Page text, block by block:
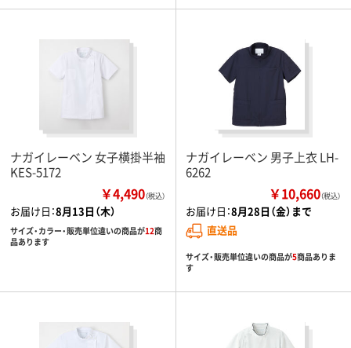
ナガイレーベン 女子横掛半袖
KES-5172
￥4,490（税込）
お届け日：8月13日（木）
サイズ・カラー・販売単位違いの商品が12商
品あります
ナガイレーベン 男子上衣 LH-
6262
￥10,660（税込）
お届け日：8月28日（金）まで
直送品
サイズ・販売単位違いの商品が5商品ありま
す